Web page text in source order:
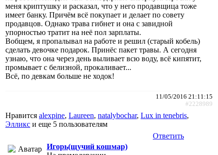
меня криптушку и расказал, что у него продавщица тоже
имеет банку. Причём всё покупает и делает по совету
продавцов. Однако трава гибнет и она с завидной
упорностью тратит на неё пол зарплаты.
Вобщем, я пропалывал на работе и решил (старый кобель)
сделать девочке подарок. Принёс пакет травы. А сегодня
узнаю, что она через день выливает всю воду, всё кипятит,
промывает с белизной, прокаливает...
Всё, по девкам больше не ходок!
11/05/2016 21:11:15
#2228989
Нравится alexpine, Laureen, natalybochar, Lux in tenebris,
Элликс и еще 5 пользователям
Ответить
Игорь(щучий кошмар)